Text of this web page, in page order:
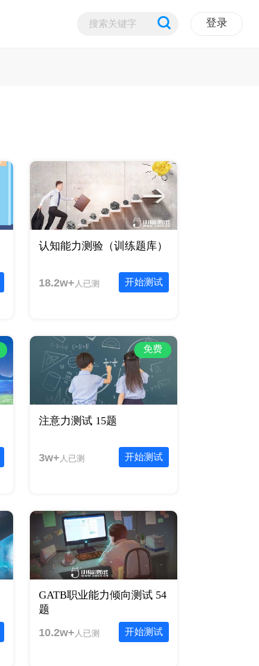
登录
认知能力测验（训练题库）
开始测试
18.2w+ 人已测
免费
注意力测试 15题
开始测试
3w+ 人已测
GATB职业能力倾向测试 54
题
开始测试
10.2w+ 人已测